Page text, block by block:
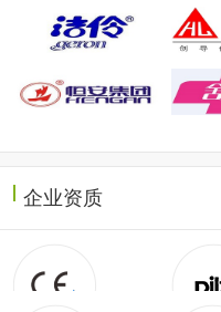
企业资质